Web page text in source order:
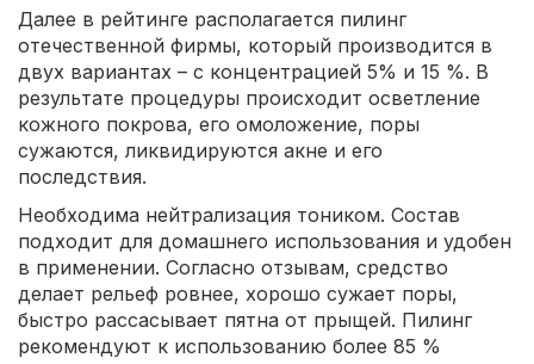
Далее в рейтинге располагается пилинг
отечественной фирмы, который производится в
двух вариантах – с концентрацией 5% и 15 %. В
результате процедуры происходит осветление
кожного покрова, его омоложение, поры
сужаются, ликвидируются акне и его
последствия.
Необходима нейтрализация тоником. Состав
подходит для домашнего использования и удобен
в применении. Согласно отзывам, средство
делает рельеф ровнее, хорошо сужает поры,
быстро рассасывает пятна от прыщей. Пилинг
рекомендуют к использованию более 85 %